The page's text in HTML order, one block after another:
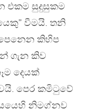
එකම සුදුසුකම
වීමයි. තනි
කිහිප
ගැන කිව
දෙයක්
පෙර කමිටුවේ
නිමග්නව